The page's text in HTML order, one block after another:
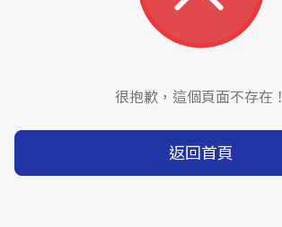
很抱歉，這個頁面不存在！
返回首頁